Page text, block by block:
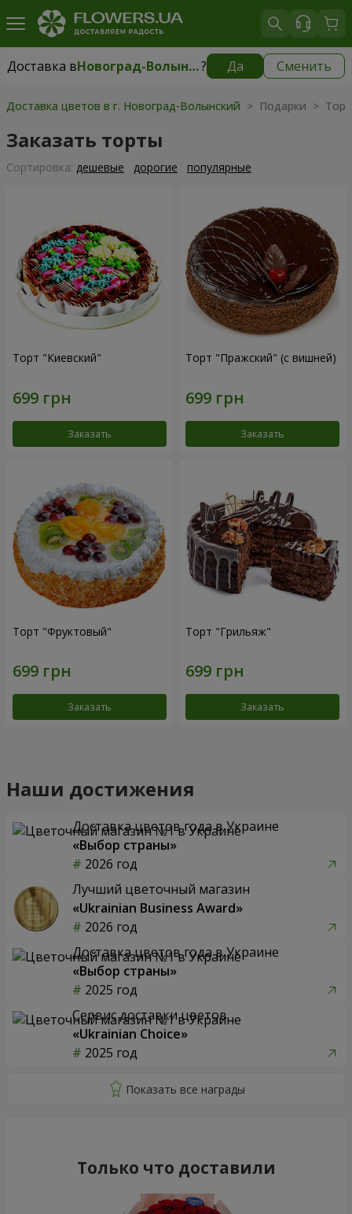
Доставка в Новоград-Волынский? Да Сменить
Доставка вНовоград-Волынский 150 грн
Доставка цветов в г. Новоград-Волынский > Подарки >
Заказать торты
Cортировка: дешевые дорогие популярные
Торт "Киевский"
Заказать
Торт "Пражский" (с вишней)
Заказать
Торт "Фруктовый"
Заказать
Торт "Грильяж"
Заказать
Наши достижения
Доставка цветов года в Украине
«Выбор страны»
2026 год
Лучший цветочный магазин
«Ukrainian Business Award»
2026 год
Доставка цветов года в Украине
«Выбор страны»
2025 год
Сервис доставки цветов
«Ukrainian Choice»
2025 год
Только что доставили